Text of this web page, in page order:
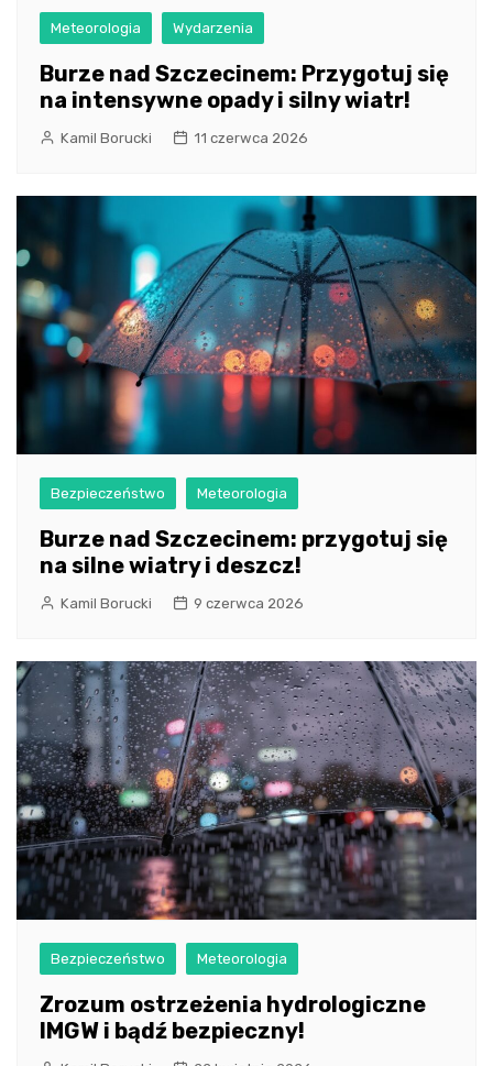
Meteorologia Wydarzenia
Burze nad Szczecinem: Przygotuj się
na intensywne opady i silny wiatr!
Kamil Borucki 11 czerwca 2026
Bezpieczeństwo Meteorologia
Burze nad Szczecinem: przygotuj się
na silne wiatry i deszcz!
Kamil Borucki 9 czerwca 2026
Bezpieczeństwo Meteorologia
Zrozum ostrzeżenia hydrologiczne
IMGW i bądź bezpieczny!